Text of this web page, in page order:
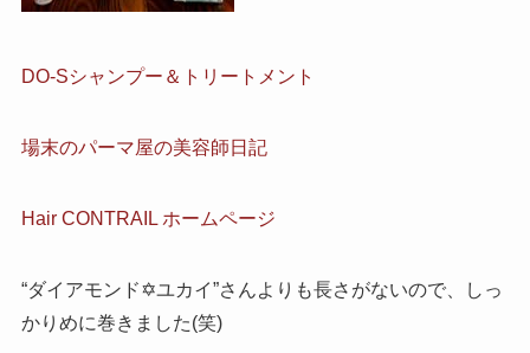
DO-Sシャンプー＆トリートメント
場末のパーマ屋の美容師日記
Hair CONTRAIL ホームページ
“ダイアモンド✡ユカイ”さんよりも長さがないので、しっ
かりめに巻きました(笑)